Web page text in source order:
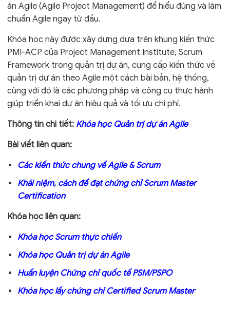
án Agile (Agile Project Management) để hiểu đúng và làm
chuẩn Agile ngay từ đầu.
Khóa học này được xây dựng dựa trên khung kiến thức
PMI-ACP của Project Management Institute, Scrum
Framework trong quản trị dự án, cung cấp kiến thức về
quản trị dự án theo Agile một cách bài bản, hệ thống,
cùng với đó là các phương pháp và công cụ thực hành
giúp triển khai dự án hiệu quả và tối ưu chi phí.
Thông tin chi tiết: Khóa học Quản trị dự án Agile
Bài viết liên quan:
Các kiến thức chung về Agile & Scrum
Khái niệm, cách để đạt chứng chỉ Scrum Master
Certification
Khóa học liên quan:
Khóa học Scrum thực chiến
Khóa học Quản trị dự án Agile
Huấn luyện Chứng chỉ quốc tế PSM/PSPO
Khóa học lấy chứng chỉ Certified Scrum Master